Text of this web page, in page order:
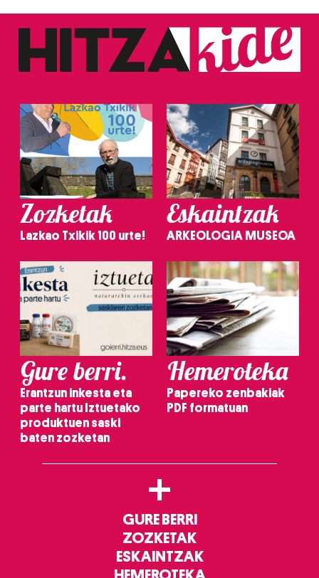
Zozketak
Lazkao Txikik 100 urte!
Eskaintzak
ARKEOLOGIA MUSEOA
Gure berri.
Erantzun inkesta eta
parte hartu Iztuetako
produktuen saski
baten zozketan
Hemeroteka
Papereko zenbakiak
PDF formatuan
+
GURE BERRI
ZOZKETAK
ESKAINTZAK